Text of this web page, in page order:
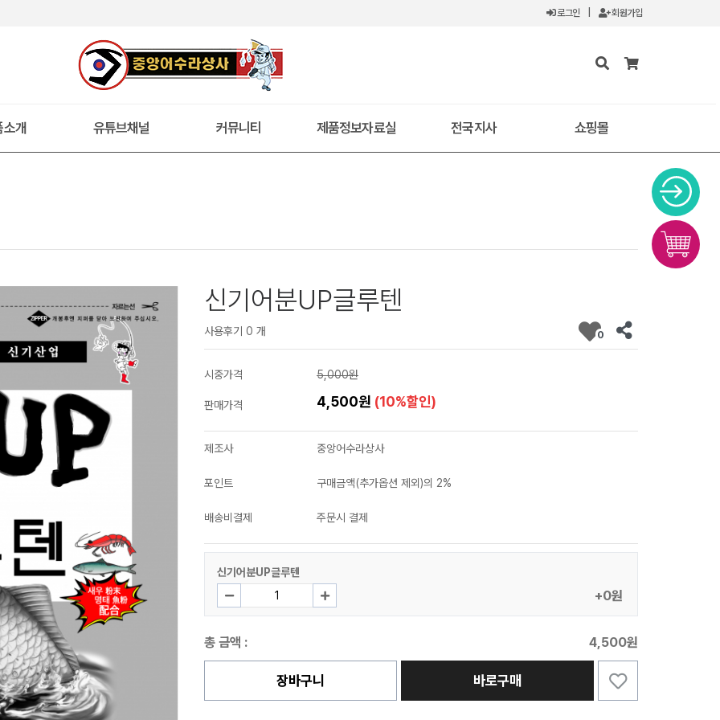
로그인 회원가입
개 유튜브채널 커뮤니티 제품정보자료실 전국지사 쇼핑몰
신기어분UP글루텐
사용후기 0 개 0
시중가격 5,000원
판매가격 4,500원 (10%할인)
제조사 중앙어수라상사
포인트 구매금액(추가옵션 제외)의 2%
배송비결제 주문시 결제
신기어분UP글루텐
+0원
총 금액 : 4,500원
장바구니 바로구매